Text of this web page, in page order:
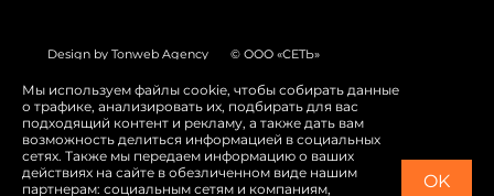
Design by Tonweb Agency © ООО «СЕТЬ»
Политика конфиденциальности Карта сайта
Switch to English
Мы используем файлы cookie, чтобы собирать данные
о трафике, анализировать их, подбирать для вас
подходящий контент и рекламу, а также дать вам
возможность делиться информацией в социальных
сетях. Также мы передаем информацию о ваших
действиях на сайте в обезличенном виде нашим
партнерам: социальным сетям и компаниям,
OK